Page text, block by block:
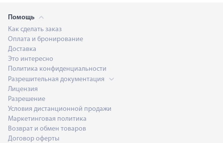
Помощь
Как сделать заказ
Оплата и бронирование
Доставка
Это интересно
Политика конфиденциальности
Разрешительная документация
Лицензия
Разрешение
Условия дистанционной продажи
Маркетинговая политика
Возврат и обмен товаров
Договор оферты